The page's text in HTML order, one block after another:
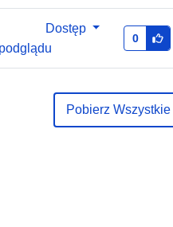
Dostęp
0
Pobierz Wszystkie
statbel.fgov.be/fr
statbel.fgov.be/en
statbel.fgov.be/nl
2024
dane.europa.eu: